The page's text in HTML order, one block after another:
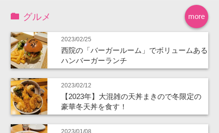
more
グルメ
2023/02/25
西院の「バーガールーム」でボリュームある
ハンバーガーランチ
2023/02/12
【2023年】大混雑の天丼まきので冬限定の
豪華冬天丼を食す！
2023/01/08